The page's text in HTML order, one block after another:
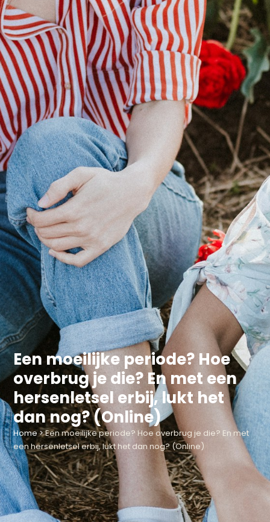
Een moeilijke periode? Hoe
overbrug je die? En met een
hersenletsel erbij, lukt het
dan nog? (Online)
Home>Een moeilijke periode? Hoe overbrug je die? En met
een hersenletsel erbij, lukt het dan nog? (Online)